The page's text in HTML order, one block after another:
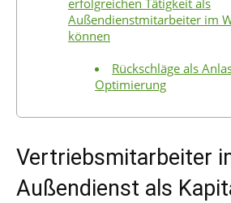
erfolgreichen Tätigkeit als
Außendienstmitarbeiter im
können
Rückschläge als
Optimierung
Vertriebsmitarbeiter
Außendienst als